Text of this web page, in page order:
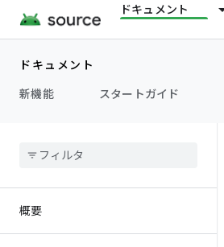
ドキュメント
ドキュメント
新機能
スタートガイド
概要